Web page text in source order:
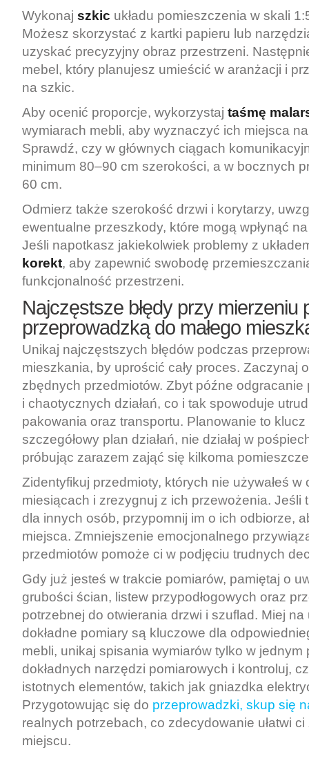
Wykonaj szkic układu pomieszczenia w skali
Możesz skorzystać z kartki papieru lub
uzyskać precyzyjny obraz przestrzeni.
mebel, który planujesz umieścić w aranżacji i
na szkic.
Aby ocenić proporcje, wykorzystaj taśmę
wymiarach mebli, aby wyznaczyć ich miejsca na
Sprawdź, czy w głównych ciągach
minimum 80–90 cm szerokości, a w bocznych
60 cm.
Odmierz także szerokość drzwi i korytarzy,
ewentualne przeszkody, które mogą wpłynąć
Jeśli napotkasz jakiekolwiek problemy z
korekt, aby zapewnić swobodę
funkcjonalność przestrzeni.
Najczęstsze błędy przy mierzeniu
przeprowadzką do małego
Unikaj najczęstszych błędów podczas
mieszkania, by uprościć cały proces. Zaczynaj
zbędnych przedmiotów. Zbyt późne odgracanie
i chaotycznych działań, co i tak spowoduje
pakowania oraz transportu. Planowanie to
szczegółowy plan działań, nie działaj w
próbując zarazem zająć się kilkoma
Zidentyfikuj przedmioty, których nie używałeś w
miesiącach i zrezygnuj z ich przewożenia. Jeśli
dla innych osób, przypomnij im o ich odbiorze,
miejsca. Zmniejszenie emocjonalnego
przedmiotów pomoże ci w podjęciu trudnych
Gdy już jesteś w trakcie pomiarów, pamiętaj o
grubości ścian, listew przypodłogowych oraz
potrzebnej do otwierania drzwi i szuflad. Miej na
dokładne pomiary są kluczowe dla
mebli, unikaj spisania wymiarów tylko w jednym
dokładnych narzędzi pomiarowych i kontroluj,
istotnych elementów, takich jak gniazdka
Przygotowując się do przeprowadzki, skup się
realnych potrzebach, co zdecydowanie ułatwi
miejscu.